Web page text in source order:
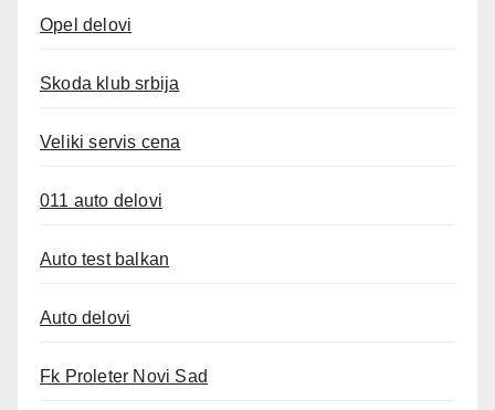
Opel delovi
Skoda klub srbija
Veliki servis cena
011 auto delovi
Auto test balkan
Auto delovi
Fk Proleter Novi Sad